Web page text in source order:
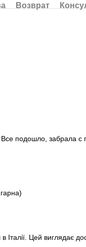
Возврат
Все подошло, забрала
Італії. Цей виглядає